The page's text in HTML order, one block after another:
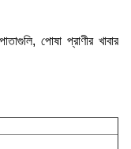
পোষা প্রাণীর খাবার